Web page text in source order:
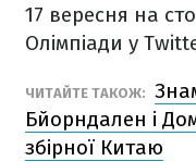
17 вересня на
Олімпіади у
ЧИТАЙТЕ ТАКОЖ:
Бйорндален і
збірної Китаю